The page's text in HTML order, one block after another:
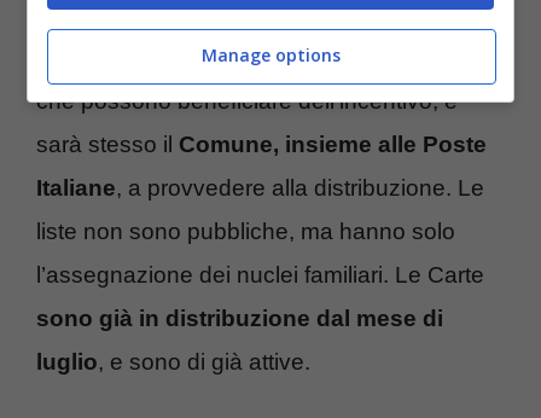
Sarò compito dei Comuni di appartenenza
redigere le opportune listedi tutti coloro
che possono beneficiare dell’incentivo, e
sarà stesso il Comune, insieme alle Poste
Italiane, a provvedere alla distribuzione. Le
liste non sono pubbliche, ma hanno solo
l’assegnazione dei nuclei familiari. Le Carte
sono già in distribuzione dal mese di
luglio, e sono di già attive.
Manage options